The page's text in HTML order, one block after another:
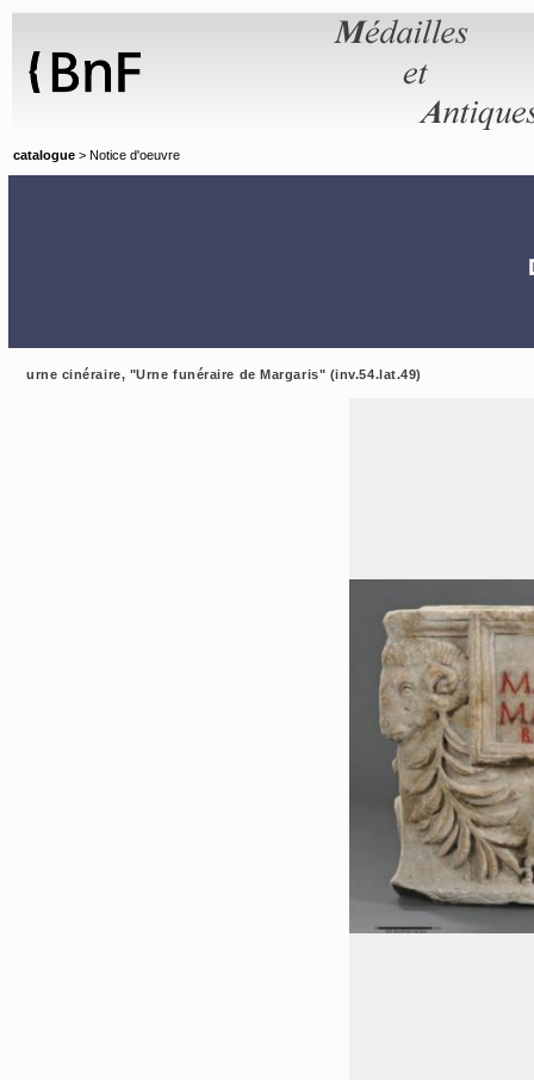
catalogue > Notice d'oeuvre
urne cinéraire, "Urne funéraire de Margaris" (inv.54.lat.49)